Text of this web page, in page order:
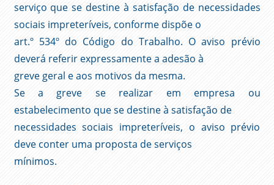
serviço que se destine à satisfação de necessidades
sociais impreteríveis, conforme dispõe o
art.º 534º do Código do Trabalho. O aviso prévio
deverá referir expressamente a adesão à
greve geral e aos motivos da mesma.
Se a greve se realizar em empresa ou
estabelecimento que se destine à satisfação de
necessidades sociais impreteríveis, o aviso prévio
deve conter uma proposta de serviços
mínimos.